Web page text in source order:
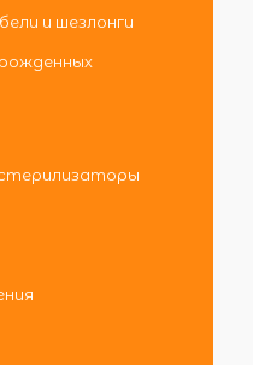
и шезлонги